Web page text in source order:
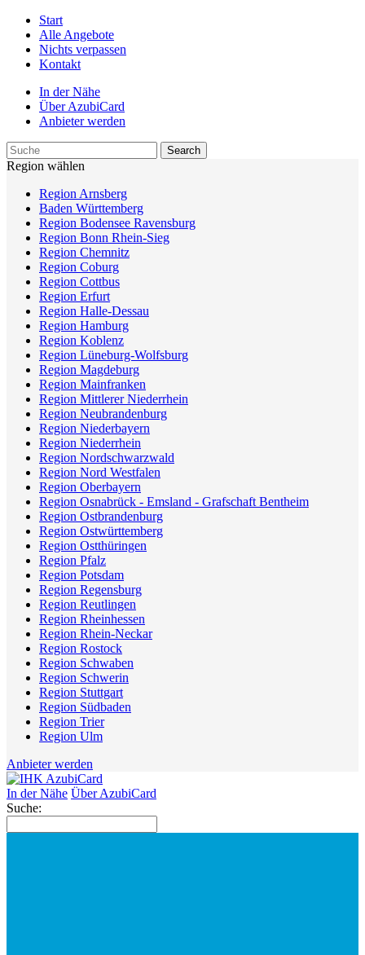
Start
Alle Angebote
Nichts verpassen
Kontakt
In der Nähe
Über AzubiCard
Anbieter werden
Region wählen
Region Arnsberg
Baden Württemberg
Region Bodensee Ravensburg
Region Bonn Rhein-Sieg
Region Chemnitz
Region Coburg
Region Cottbus
Region Erfurt
Region Halle-Dessau
Region Hamburg
Region Koblenz
Region Lüneburg-Wolfsburg
Region Magdeburg
Region Mainfranken
Region Mittlerer Niederrhein
Region Neubrandenburg
Region Niederbayern
Region Niederrhein
Region Nordschwarzwald
Region Nord Westfalen
Region Oberbayern
Region Osnabrück - Emsland - Grafschaft Bentheim
Region Ostbrandenburg
Region Ostwürttemberg
Region Ostthüringen
Region Pfalz
Region Potsdam
Region Regensburg
Region Reutlingen
Region Rheinhessen
Region Rhein-Neckar
Region Rostock
Region Schwaben
Region Schwerin
Region Stuttgart
Region Südbaden
Region Trier
Region Ulm
Anbieter werden
In der Nähe Über AzubiCard
Suche: